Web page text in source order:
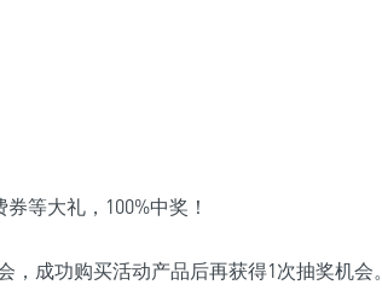
等大礼，100%中奖！
成功购买活动产品后再获得1次抽奖机会。